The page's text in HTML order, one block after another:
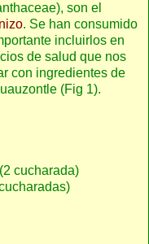
son el
. Se han consumido
incluirlos en
de salud que nos
con ingredientes de
(Fig 1).
cucharada)